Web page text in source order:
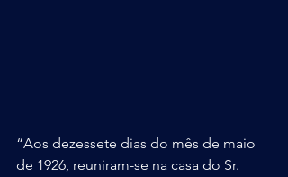
“Aos dezessete dias do mês de maio
de 1926, reuniram-se na casa do Sr.